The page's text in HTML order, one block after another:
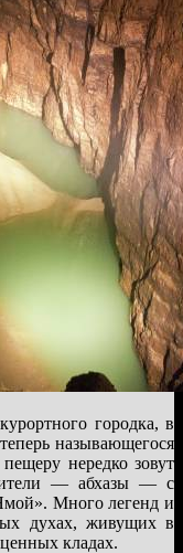
городка, в
называющегося
нередко зовут
— абхазы — с
Много легенд и
духах, живущих в
кладах.